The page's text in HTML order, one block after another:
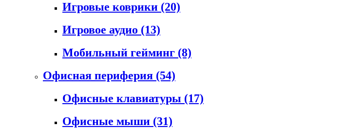
Игровые коврики (20)
Игровое аудио (13)
Мобильный гейминг (8)
Офисная периферия (54)
Офисные клавиатуры (17)
Офисные мыши (31)